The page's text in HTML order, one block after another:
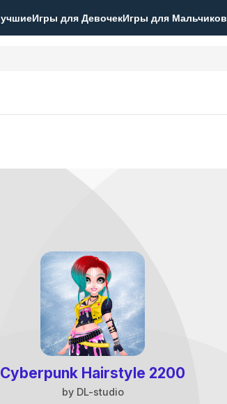
Игры для ДевочекИгры для Мальчиков